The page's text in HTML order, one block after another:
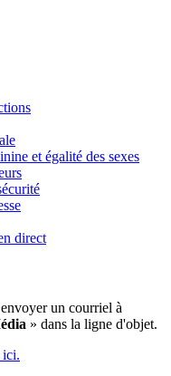
et égalité des sexes
direct
un courriel à
» dans la ligne d'objet.
ici.